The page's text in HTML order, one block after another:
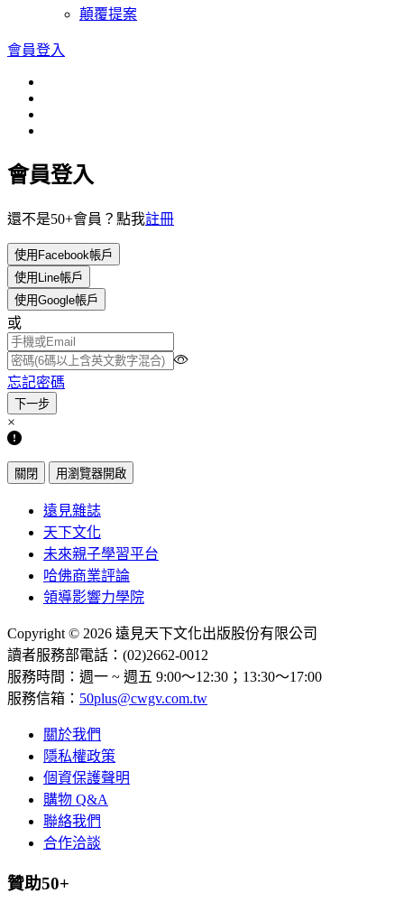
顛覆提案
會員登入
會員登入
還不是50+會員？點我註冊
使用Facebook帳戶
使用Line帳戶
使用Google帳戶
或
忘記密碼
×
關閉 用瀏覽器開啟
遠見雜誌
天下文化
未來親子學習平台
哈佛商業評論
領導影響力學院
Copyright © 2026 遠見天下文化出版股份有限公司
讀者服務部電話：(02)2662-0012
服務時間：週一 ~ 週五 9:00～12:30；13:30～17:00
服務信箱： 50plus@cwgv.com.tw
關於我們
隱私權政策
個資保護聲明
購物 Q&A
聯絡我們
合作洽談
贊助50+